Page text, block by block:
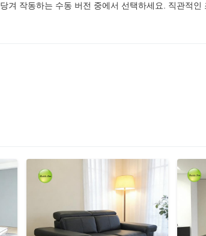
작동하는 수동 버전 중에서 선택하세요. 직관적